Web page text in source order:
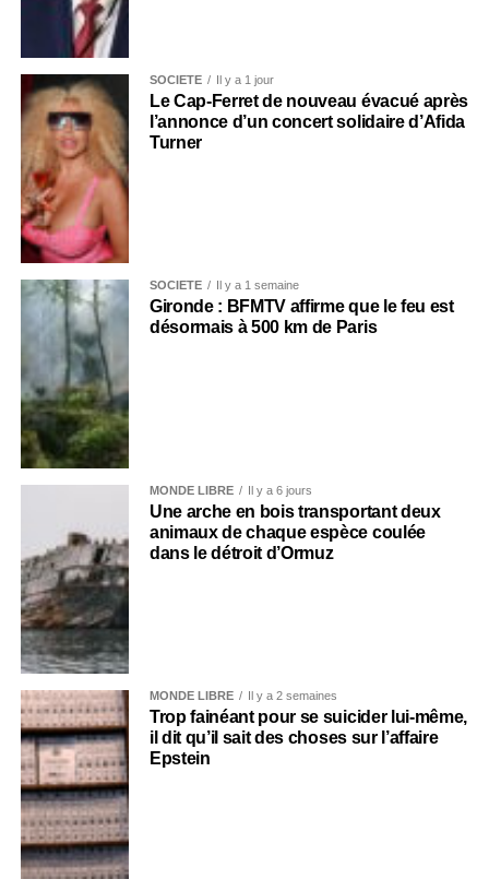
SOCIÉTÉ Il y a 1 jour
Le Cap-Ferret de nouveau évacué après
l’annonce d’un concert solidaire d’Afida
Turner
SOCIÉTÉ Il y a 1 semaine
Gironde : BFMTV affirme que le feu est
désormais à 500 km de Paris
MONDE LIBRE Il y a 6 jours
Une arche en bois transportant deux
animaux de chaque espèce coulée
dans le détroit d’Ormuz
MONDE LIBRE Il y a 2 semaines
Trop fainéant pour se suicider lui-même,
il dit qu’il sait des choses sur l’affaire
Epstein